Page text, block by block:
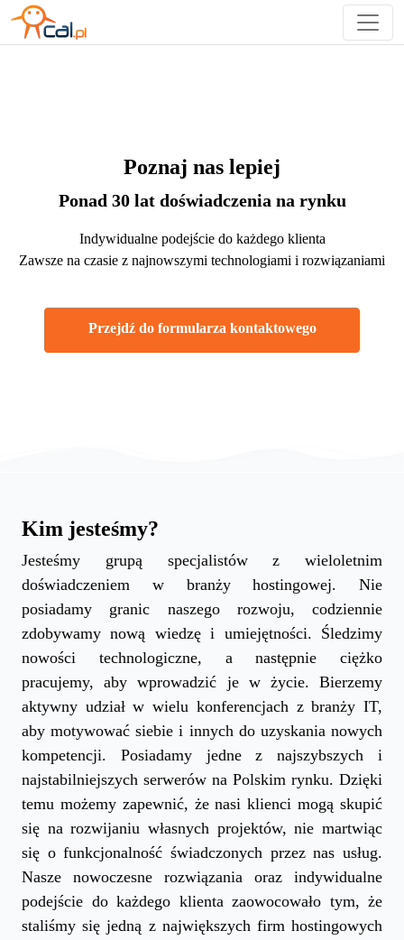
Poznaj nas lepiej
Ponad 30 lat doświadczenia na rynku
Indywidualne podejście do każdego klienta
Zawsze na czasie z najnowszymi technologiami i rozwiązaniami
Przejdź do formularza kontaktowego
Kim jesteśmy?
Jesteśmy grupą specjalistów z wieloletnim
doświadczeniem w branży hostingowej. Nie
posiadamy granic naszego rozwoju, codziennie
zdobywamy nową wiedzę i umiejętności. Śledzimy
nowości technologiczne, a następnie ciężko
pracujemy, aby wprowadzić je w życie. Bierzemy
aktywny udział w wielu konferencjach z branży IT,
aby motywować siebie i innych do uzyskania nowych
kompetencji. Posiadamy jedne z najszybszych i
najstabilniejszych serwerów na Polskim rynku. Dzięki
temu możemy zapewnić, że nasi klienci mogą skupić
się na rozwijaniu własnych projektów, nie martwiąc
się o funkcjonalność świadczonych przez nas usług.
Nasze nowoczesne rozwiązania oraz indywidualne
podejście do każdego klienta zaowocowało tym, że
staliśmy się jedną z największych firm hostingowych